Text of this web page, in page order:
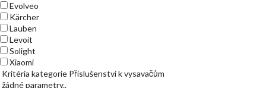
Evolveo
Kärcher
Lauben
Levoit
Solight
Xiaomi
Kritéria kategorie Příslušenství k vysavačům
žádné parametry..